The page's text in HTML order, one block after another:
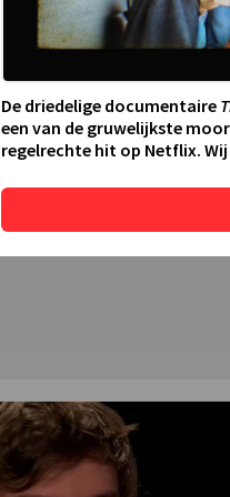
De driedelige documentaire
een van de gruwelijkste
regelrechte hit op Netflix.